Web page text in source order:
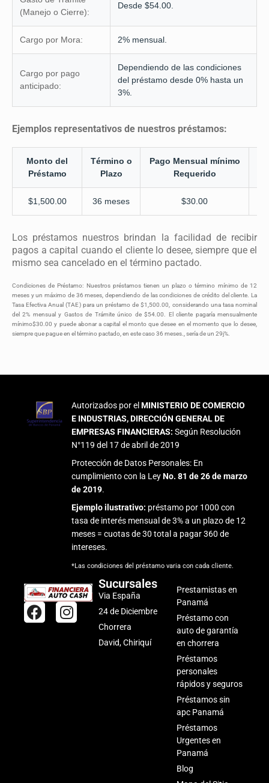
(Manejo o Cierre):
Desde $54.00.
Cargo por Mora: 2% mensual.
Cargo por pago
anticipado:
Dependiendo de las condiciones
del préstamo desde 0% hasta un
3%.
Ejemplos representativos de nuestros préstamos:
Monto del
Préstamo
Término o
Plazo
Pago Mensual mínimo
Requerido
$1,500.00 36 meses $30.00
Los préstamos nuestros brindan la facilidad de recibir
pagos a capital cuando el cliente lo desee, siempre que el
mismo sea cancelado en el término pactado.
Condiciones de Préstamo: Nuestros préstamos tienen un plazo o término mínimo de 12
meses y un máximo de 36 meses, dependiendo de las condiciones de crédito del cliente. La
Tasa Efectiva Anual (TAE) para un préstamo de $1,500.00, considerando una tasa nominal
del 2% mensual y Gastos de Trámite único de $54.00. El cliente pagaría mensualmente
mínimo$30.00 y puede abonar a capital el monto que desee en el momento que lo desee,
siempre que pague en el término pactado, en este caso 36 meses., sería de un 29j%.
Autorizados por el MINISTERIO DE COMERCIO
E INDUSTRIAS, DIRECCIÓN GENERAL DE
EMPRESAS FINANCIERAS: Según Resolución
N°119 del 17 de abril de 2019
Protección de Datos Personales: En
cumplimiento con la LeyNo. 81 de 26 de marzo
de 2019.
Ejemplo ilustrativo: préstamo por 1000 con
tasa de interés mensual de 3% a un plazo de 12
meses = cuotas de 30 total a pagar 360 de
intereses.
*Las condiciones del préstamo varia con cada cliente.
F
a
I
n
Sucursales
Via España
24 de Diciembre
Chorrera
David, Chiriquí
Prestamistas en
Panamá
Préstamo con
auto de garantía
en chorrera
Préstamos
personales
rápidos y seguros
Préstamos sin
apc Panamá
Préstamos
Urgentes en
Panamá
Blog